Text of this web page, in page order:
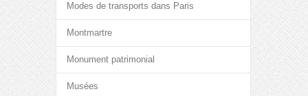
Modes de transports dans Paris
Montmartre
Monument patrimonial
Musées